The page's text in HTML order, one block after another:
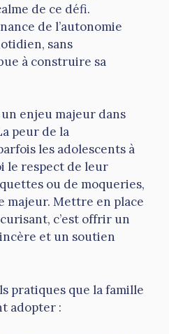
de ce défi.
de l’autonomie
sans
à construire sa
enjeu majeur dans
peur de la
les adolescents à
le respect de leur
ou de moqueries,
majeur. Mettre en place
c’est offrir un
et un soutien
pratiques que la famille
adopter :